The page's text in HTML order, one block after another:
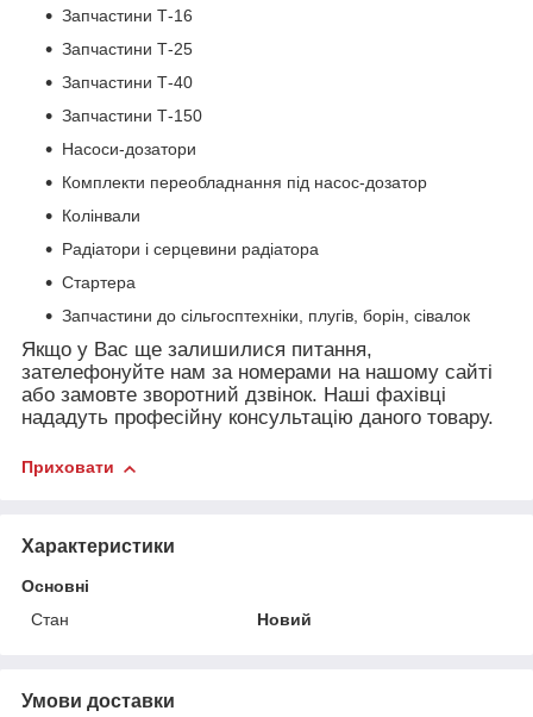
Запчастини Т-16
Запчастини Т-25
Запчастини Т-40
Запчастини Т-150
Насоси-дозатори
Комплекти переобладнання під насос-дозатор
Колінвали
Радіатори і серцевини радіатора
Стартера
Запчастини до сільгосптехніки, плугів, борін, сівалок
Якщо у Вас ще залишилися питання,
зателефонуйте нам за номерами на нашому сайті
або замовте зворотний дзвінок. Наші фахівці
нададуть професійну консультацію даного товару.
Приховати
Характеристики
Основні
Стан
Новий
Умови доставки